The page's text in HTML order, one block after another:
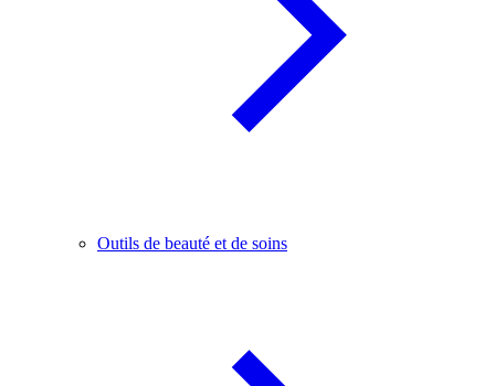
Outils de beauté et de soins